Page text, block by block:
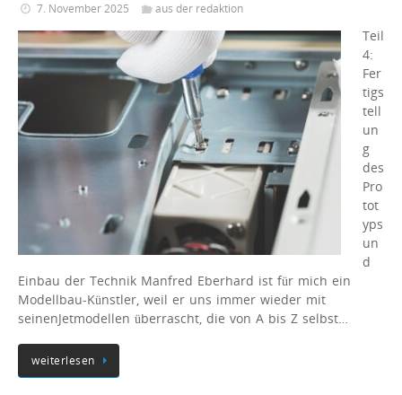
7. November 2025 aus der redaktion
Teil
4:
Fer
tigs
tell
un
g
des
Pro
tot
yps
un
d
Einbau der Technik Manfred Eberhard ist für mich ein
Modellbau-Künstler, weil er uns immer wieder mit
seinenJetmodellen überrascht, die von A bis Z selbst…
weiterlesen